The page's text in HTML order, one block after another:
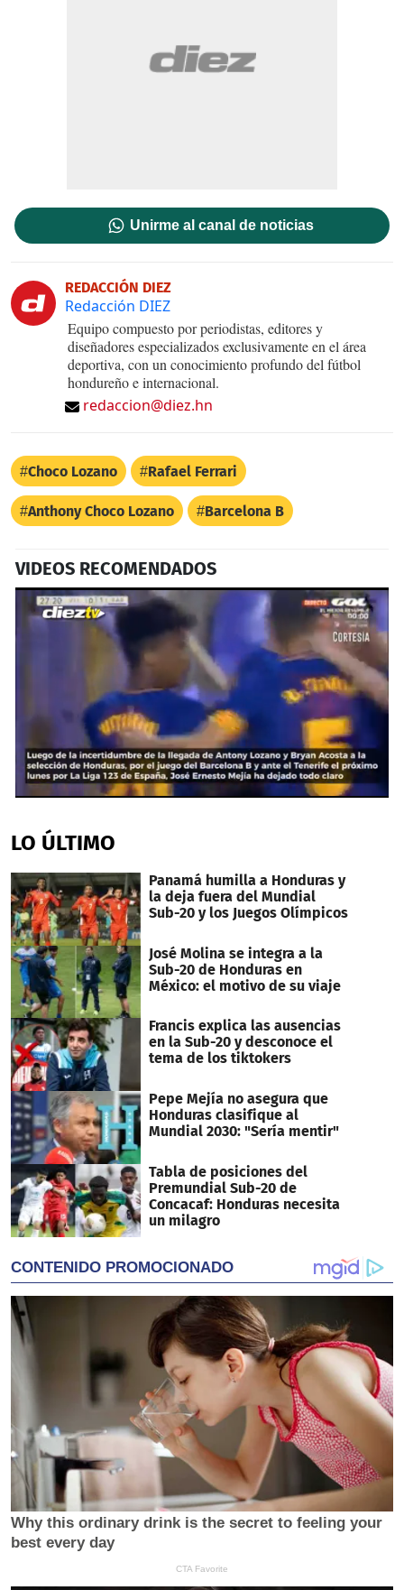
Unirme al canal de noticias
REDACCIÓN DIEZ
Redacción DIEZ
Equipo compuesto por periodistas, editores y
diseñadores especializados exclusivamente en el área
deportiva, con un conocimiento profundo del fútbol
hondureño e internacional.
redaccion@diez.hn
Choco Lozano Rafael Ferrari
Anthony Choco Lozano Barcelona B
VIDEOS RECOMENDADOS
of
53
LO ÚLTIMO
Panamá humilla a Honduras y
la deja fuera del Mundial
Sub-20 y los Juegos Olímpicos
José Molina se integra a la
Sub-20 de Honduras en
México: el motivo de su viaje
Francis explica las ausencias
en la Sub-20 y desconoce el
tema de los tiktokers
Pepe Mejía no asegura que
Honduras clasifique al
Mundial 2030: "Sería mentir"
Tabla de posiciones del
Premundial Sub-20 de
Concacaf: Honduras necesita
un milagro